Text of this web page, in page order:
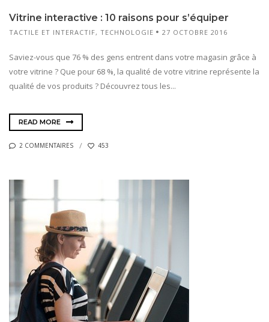
Vitrine interactive : 10 raisons pour s’équiper
TACTILE ET INTERACTIF, TECHNOLOGIE 27 OCTOBRE 2016
Saviez-vous que 76 % des gens entrent dans votre magasin grâce à
votre vitrine ? Que pour 68 %, la qualité de votre vitrine représente la
qualité de vos produits ? Découvrez tous les...
READ MORE
2 COMMENTAIRES 453